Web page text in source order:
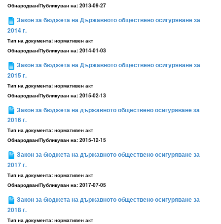
Обнародван/Публикуван на: 2013-09-27
Закон за бюджета на Държавното обществено осигуряване за
2014 г.
Тип на документа: нормативен акт
Обнародван/Публикуван на: 2014-01-03
Закон за бюджета на Държавното обществено осигуряване за
2015 г.
Тип на документа: нормативен акт
Обнародван/Публикуван на: 2015-02-13
Закон за бюджета на държавното обществено осигуряване за
2016 г.
Тип на документа: нормативен акт
Обнародван/Публикуван на: 2015-12-15
Закон за бюджета на държавното обществено осигуряване за
2017 г.
Тип на документа: нормативен акт
Обнародван/Публикуван на: 2017-07-05
Закон за бюджета на държавното обществено осигуряване за
2018 г.
Тип на документа: нормативен акт